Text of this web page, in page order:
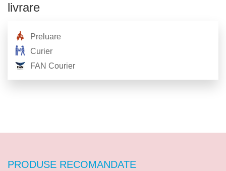
livrare
Preluare
Curier
FAN Courier
PRODUSE RECOMANDATE